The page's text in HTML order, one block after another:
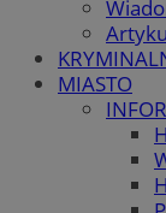
MIASTO